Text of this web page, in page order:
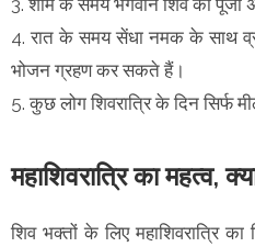
3. शाम के समय भगवान शिव की पूजा
4. रात के समय सेंधा नमक के साथ
भोजन ग्रहण कर सकते हैं।
5. कुछ लोग शिवरात्रि के दिन सिर्फ
महाशिवरात्रि का महत्व,
शिव भक्तों के लिए महाशिवरात्रि का